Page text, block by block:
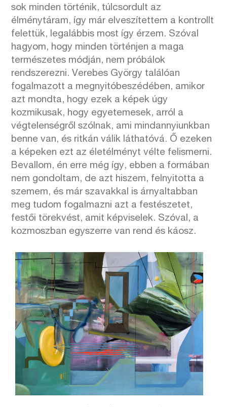
sok minden történik, túlcsordult az
élménytáram, így már elveszítettem a kontrollt
felettük, legalábbis most így érzem. Szóval
hagyom, hogy minden történjen a maga
természetes módján, nem próbálok
rendszerezni. Verebes György találóan
fogalmazott a megnyitóbeszédében, amikor
azt mondta, hogy ezek a képek úgy
kozmikusak, hogy egyetemesek, arról a
végtelenségről szólnak, ami mindannyiunkban
benne van, és ritkán válik láthatóvá. Ő ezeken
a képeken ezt az életélményt vélte felismerni.
Bevallom, én erre még így, ebben a formában
nem gondoltam, de azt hiszem, felnyitotta a
szemem, és már szavakkal is árnyaltabban
meg tudom fogalmazni azt a festészetet,
festői törekvést, amit képviselek. Szóval, a
kozmoszban egyszerre van rend és káosz.